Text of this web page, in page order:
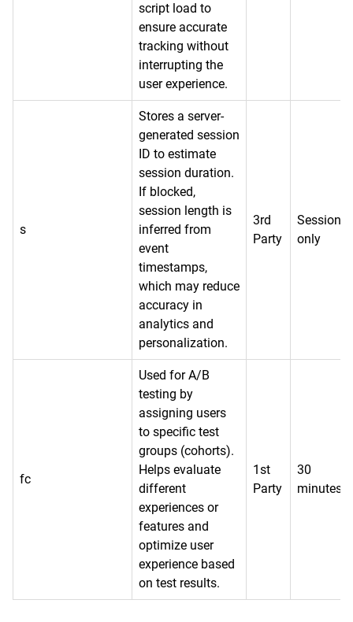
script load to
ensure accurate
tracking without
interrupting the
user experience.
s
Stores a server-
generated session
ID to estimate
session duration.
If blocked,
session length is
inferred from
event
timestamps,
which may reduce
accuracy in
analytics and
personalization.
3rd
Party
Session
only
fc
Used for A/B
testing by
assigning users
to specific test
groups (cohorts).
Helps evaluate
different
experiences or
features and
optimize user
experience based
on test results.
1st
Party
30
minutes